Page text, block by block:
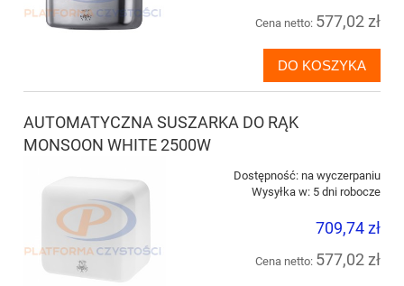
Cena netto: 577,02 zł
DO KOSZYKA
AUTOMATYCZNA SUSZARKA DO RĄK
MONSOON WHITE 2500W
Dostępność: na wyczerpaniu
Wysyłka w: 5 dni robocze
709,74 zł
Cena netto: 577,02 zł